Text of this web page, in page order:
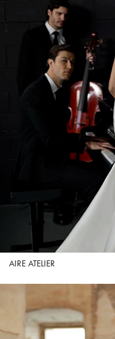
AIRE ATELIER